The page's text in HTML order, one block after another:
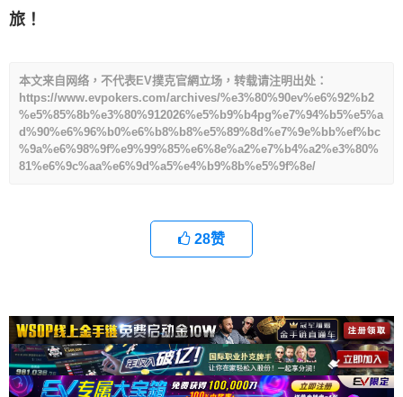
旅！
本文来自网络，不代表EV撲克官網立场，转载请注明出处：
https://www.evpokers.com/archives/%e3%80%90ev%e6%92%b2
%e5%85%8b%e3%80%912026%e5%b9%b4pg%e7%94%b5%e5%a
d%90%e6%96%b0%e6%b8%b8%e5%89%8d%e7%9e%bb%ef%bc
%9a%e6%98%9f%e9%99%85%e6%8e%a2%e7%b4%a2%e3%80%
81%e6%9c%aa%e6%9d%a5%e4%b9%8b%e5%9f%8e/
28赞